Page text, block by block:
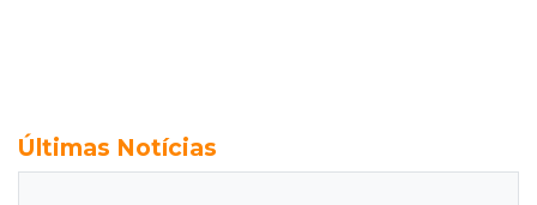
Últimas Notícias